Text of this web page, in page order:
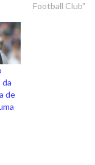
Football Club"
de